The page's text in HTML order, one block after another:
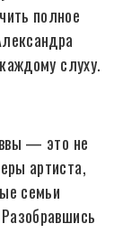
полное
слуху.
— это не
артиста,
семьи